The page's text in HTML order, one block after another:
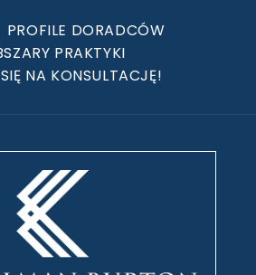
PROFILE DORADCÓW
PRAKTYKI
NA KONSULTACJĘ!